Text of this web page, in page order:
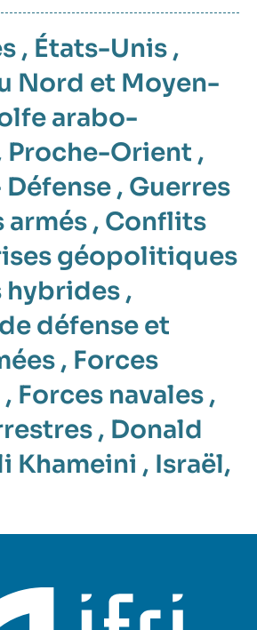
, États-Unis ,
Nord et Moyen-
arabo-
Proche-Orient ,
, Guerres
, Conflits
géopolitiques
hybrides ,
défense et
, Forces
, Forces navales ,
, Donald
Khameini , Israël,